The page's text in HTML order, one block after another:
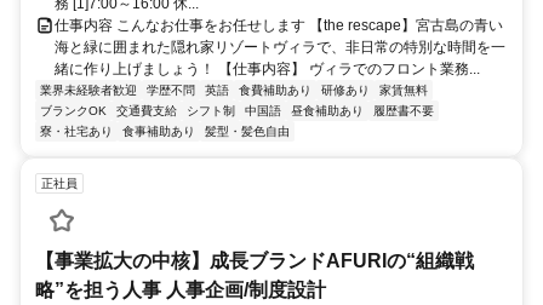
務 [1]7:00～16:00 休...
仕事内容 こんなお仕事をお任せします 【the rescape】宮古島の青い
海と緑に囲まれた隠れ家リゾートヴィラで、非日常の特別な時間を一
緒に作り上げましょう！ 【仕事内容】 ヴィラでのフロント業務...
業界未経験者歓迎 学歴不問 英語 食費補助あり 研修あり
家賃無料
ブランクOK
交通費支給 シフト制 中国語 昼食補助あり
履歴書不要
寮・社宅あり
食事補助あり 髪型・髪色自由
正社員
【事業拡大の中核】成長ブランドAFURIの“組織戦
略”を担う人事 人事企画/制度設計